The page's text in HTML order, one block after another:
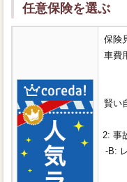
任意保険を選ぶ
保険
車費
賢い
2: 事
-B: